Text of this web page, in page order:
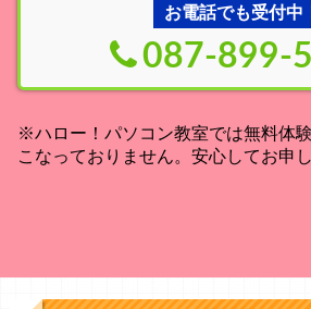
お電話でも受付中
087-899-
※ハロー！パソコン教室では無料体
こなっておりません。安心してお申